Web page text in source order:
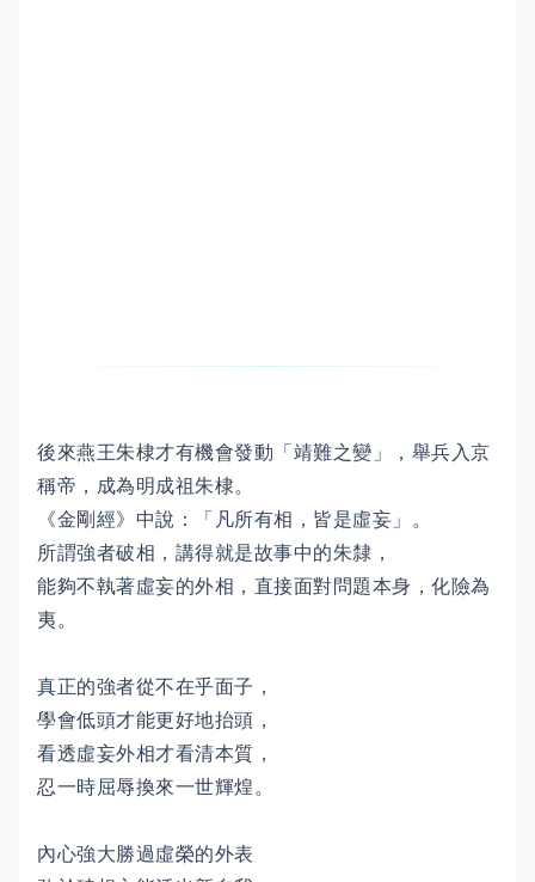
後來燕王朱棣才有機會發動「靖難之變」，舉兵入京
稱帝，成為明成祖朱棣。
《金剛經》中說：「凡所有相，皆是虛妄」。
所謂強者破相，講得就是故事中的朱隸，
能夠不執著虛妄的外相，直接面對問題本身，化險為
夷。
真正的強者從不在乎面子，
學會低頭才能更好地抬頭，
看透虛妄外相才看清本質，
忍一時屈辱換來一世輝煌。
內心強大勝過虛榮的外表